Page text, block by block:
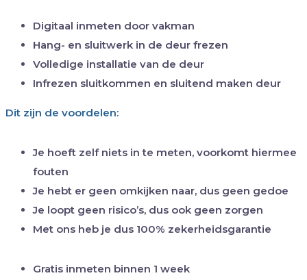
Digitaal inmeten door vakman
Hang- en sluitwerk in de deur frezen
Volledige installatie van de deur
Infrezen sluitkommen en sluitend maken deur
Dit zijn de voordelen:
Je hoeft zelf niets in te meten, voorkomt hiermee
fouten
Je hebt er geen omkijken naar, dus geen gedoe
Je loopt geen risico’s, dus ook geen zorgen
Met ons heb je dus 100% zekerheidsgarantie
Gratis inmeten binnen 1 week